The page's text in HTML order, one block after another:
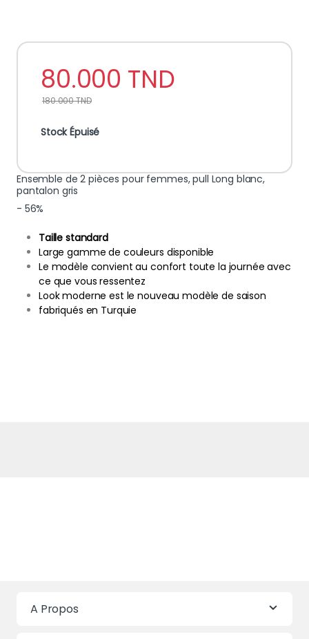
Ensemble de 2 pièces pour femmes, pull Long blanc,
pantalon gris
- 56%
80.000 TND
180.000TND
Stock Épuisé
Taille standard
Large gamme de couleurs disponible
Le modèle convient au confort toute la journée avec
ce que vous ressentez
Look moderne est le nouveau modèle de saison
fabriqués en Turquie
A Propos